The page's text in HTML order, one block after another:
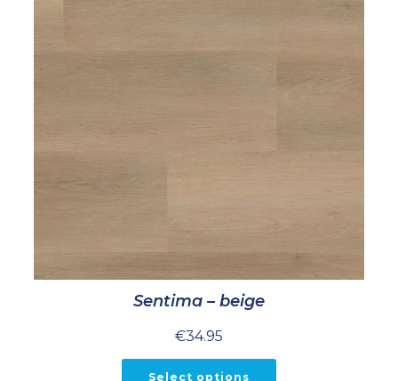
Sentima – beige
€34.95
Select options